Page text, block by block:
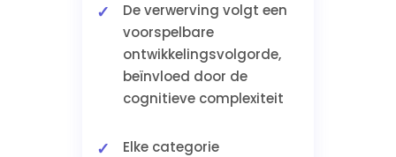
De verwerving volgt een
voorspelbare
ontwikkelingsvolgorde,
beïnvloed door de
cognitieve complexiteit
Elke categorie